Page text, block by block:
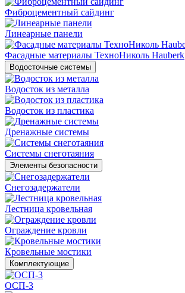
Фиброцементный сайдинг
Линеарные панели
Фасадные материалы ТехноНиколь Hauberk
Водосточные системы
Водосток из металла
Водосток из пластика
Дренажные системы
Системы снеготаяния
Элементы безопасности
Снегозадержатели
Лестница кровельная
Ограждение кровли
Кровельные мостики
Комплектующие
ОСП-3